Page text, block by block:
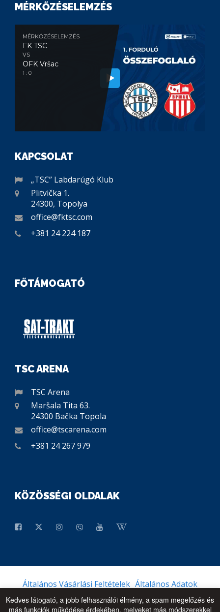
MÉRKŐZÉSELEMZÉS
MÉRKŐZÉSELEMZÉS
FK TSC
VS
OFK Vršac
1 : 0
KAPCSOLAT
„TSC” Labdarúgó Klub
Plitvička 1.
24300, Topolya
office@fktsc.com
+381 24 224 187
FŐTÁMOGATÓ
TSC ARENA
TSC Arena
Maršala Tita 63.
24300 Bačka Topola
office@tscarena.com
+381 24 267 979
KÖZÖSSÉGI OLDALAK
Általános Vásárlási Feltételek Általános Adatok
Kedves látogató, a jobb felhasználói élmény, a spam megelőzés és
más funkciók működése érdekében, melyeket más módszerekkel